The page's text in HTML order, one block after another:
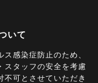
いて
感染症防止のため、
スタッフの安全を考慮
不可とさせていただき